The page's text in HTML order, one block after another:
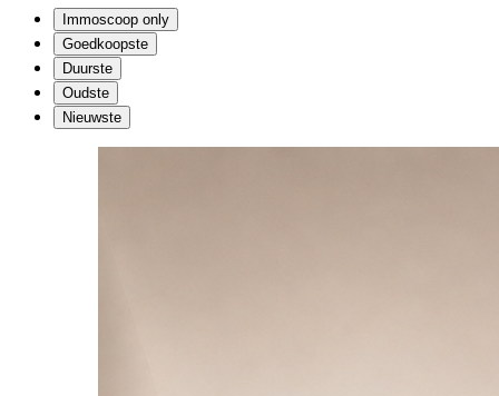
Immoscoop only
Goedkoopste
Duurste
Oudste
Nieuwste